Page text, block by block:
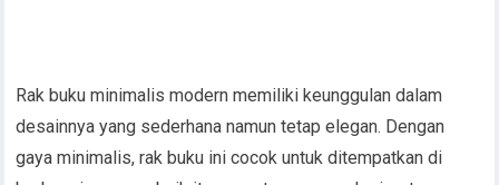
Rak buku minimalis modern memiliki keunggulan dalam
desainnya yang sederhana namun tetap elegan. Dengan
gaya minimalis, rak buku ini cocok untuk ditempatkan di